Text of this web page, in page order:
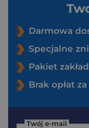
Darmowa
Specjalne
Pakiet
Brak opłat
Twój e-mail